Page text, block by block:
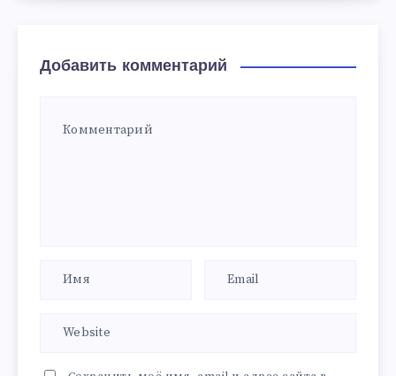
Добавить комментарий